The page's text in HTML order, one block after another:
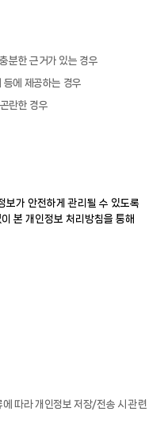
분한 근거가 있는 경우
등에 제공하는 경우
란한 경우
보가 안전하게 관리될 수 있도록
본 개인정보 처리방침을 통해
따라 개인정보 저장/전송 시 관련